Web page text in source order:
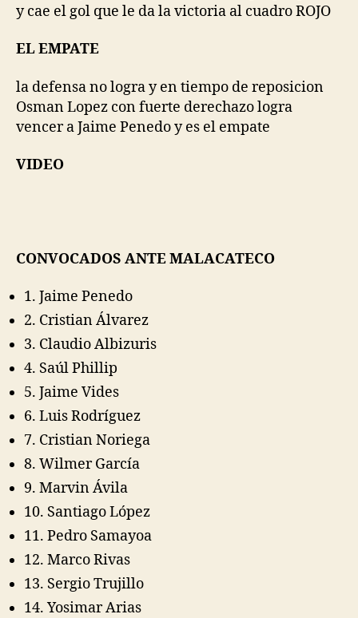
y cae el gol que le da la victoria al cuadro ROJO
EL EMPATE
la defensa no logra y en tiempo de reposicion
Osman Lopez con fuerte derechazo logra
vencer a Jaime Penedo y es el empate
VIDEO
CONVOCADOS ANTE MALACATECO
1. Jaime Penedo
2. Cristian Álvarez
3. Claudio Albizuris
4. Saúl Phillip
5. Jaime Vides
6. Luis Rodríguez
7. Cristian Noriega
8. Wilmer García
9. Marvin Ávila
10. Santiago López
11. Pedro Samayoa
12. Marco Rivas
13. Sergio Trujillo
14. Yosimar Arias